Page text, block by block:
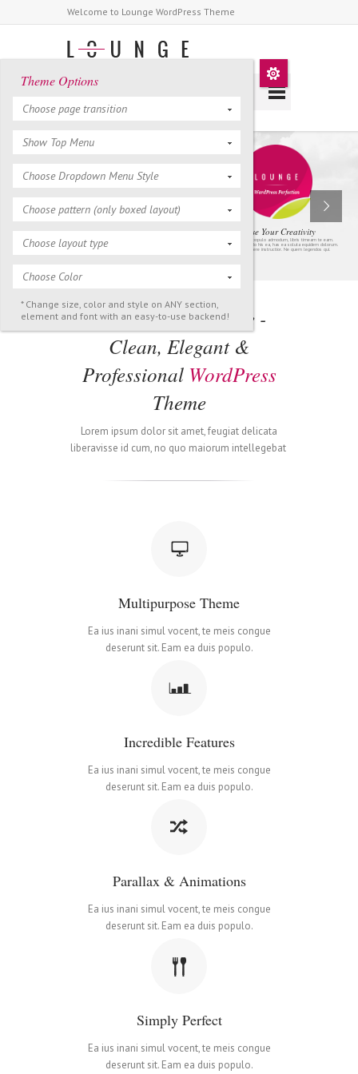
Welcome to Lounge WordPress Theme
Eam ea duis populo admodum, libris timeam te eam.
Habemus vivendo his ea, has ea soluta equidem dolorum.
Quem appetere instructior. Ne quem legendos qui.
Release Your Creativity
Welcome To Lounge -
Clean, Elegant &
Professional WordPress
Theme
Lorem ipsum dolor sit amet, feugiat delicata
liberavisse id cum, no quo maiorum intellegebat
Multipurpose Theme
Ea ius inani simul vocent, te meis congue
deserunt sit. Eam ea duis populo.
Incredible Features
Ea ius inani simul vocent, te meis congue
deserunt sit. Eam ea duis populo.
Parallax & Animations
Ea ius inani simul vocent, te meis congue
deserunt sit. Eam ea duis populo.
Simply Perfect
Ea ius inani simul vocent, te meis congue
deserunt sit. Eam ea duis populo.
Theme Options
Choose page transition
Show Top Menu
Choose Dropdown Menu Style
Choose pattern (only boxed layout)
Choose layout type
Choose Color
* Change size, color and style on ANY section,
element and font with an easy-to-use backend!